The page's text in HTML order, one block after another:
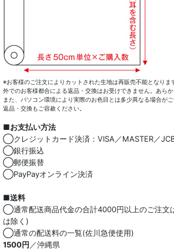
※お客様のご注文によりカットされた生地は再販売不能となりま
外でのお客様都合による返品・交換はお受けできません。あらか
また、パソコン環境により実際のお色目とは多少異なる場合が
返品・交換もご容赦ください。
■お支払い方法
◯クレジットカード決済：VISA／MASTER／
◯銀行振込
◯郵便振替
◯PayPayオンライン決済
■送料
◯通常配送商品代金の合計4000円以上のご注文
は除く)
◯通常の配送料の一覧(佐川急便使用)
1500円／沖縄県